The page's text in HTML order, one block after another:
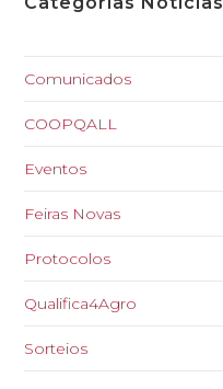
Comunicados
COOPQALL
Eventos
Feiras Novas
Protocolos
Qualifica4Agro
Sorteios